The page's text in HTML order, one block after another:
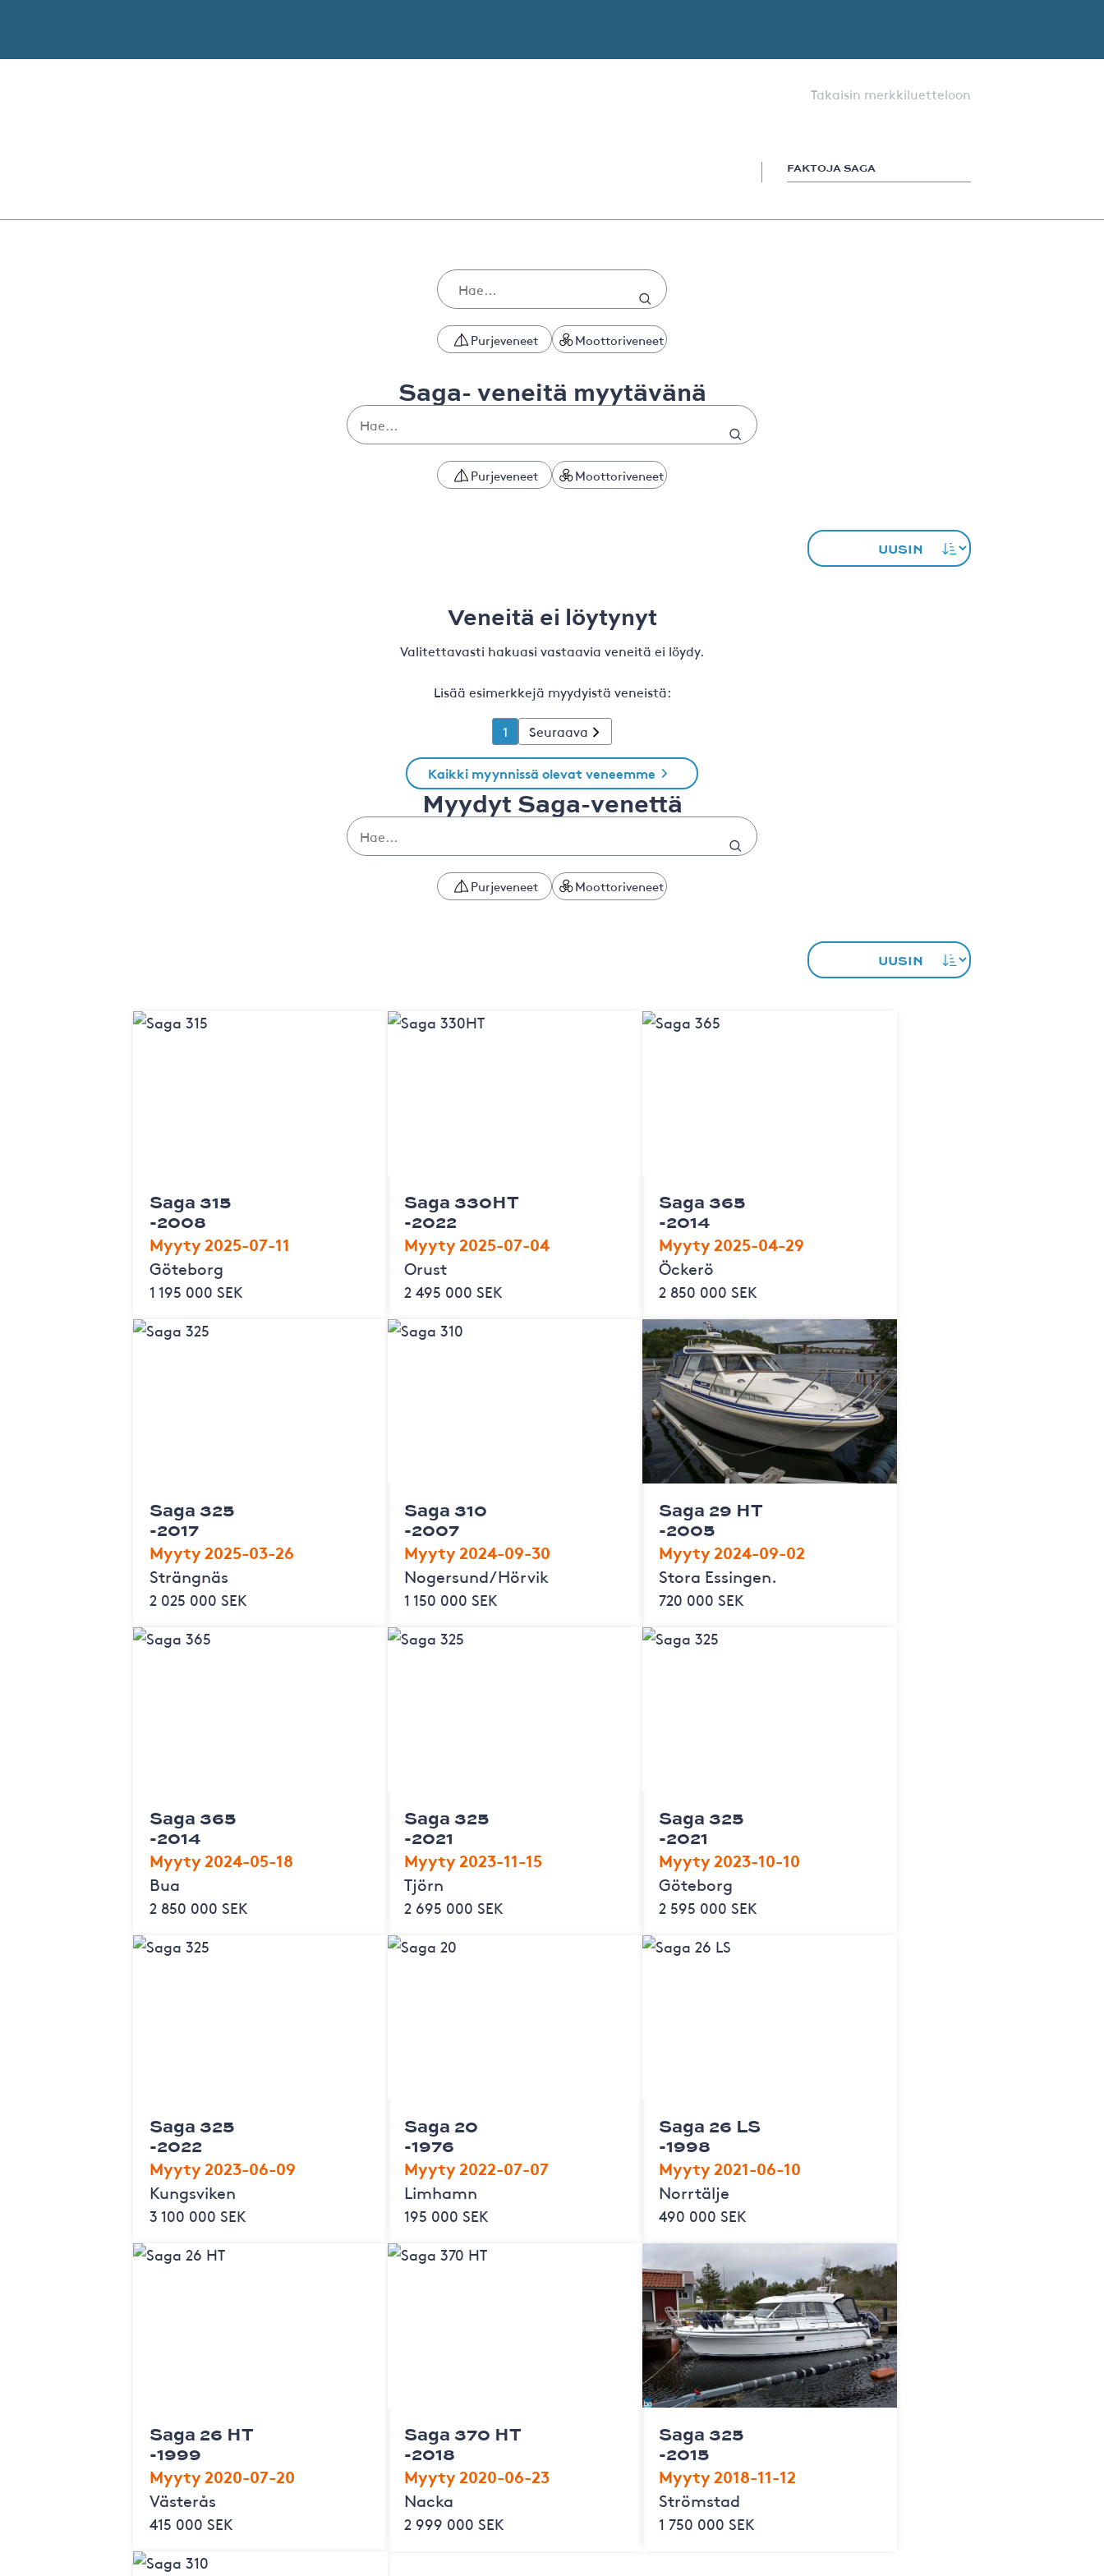
Takaisin merkkiluetteloon
FAKTOJA SAGA
Purjeveneet Moottoriveneet
Saga- veneitä myytävänä
Purjeveneet Moottoriveneet
Veneitä ei löytynyt
Valitettavasti hakuasi vastaavia veneitä ei löydy.
Lisää esimerkkejä myydyistä veneistä:
1 Seuraava
Kaikki myynnissä olevat veneemme
Myydyt Saga-venettä
Purjeveneet Moottoriveneet
Saga 315
-2008
Myyty 2025-07-11
Göteborg
1 195 000 SEK
Saga 330HT
-2022
Myyty 2025-07-04
Orust
2 495 000 SEK
Saga 365
-2014
Myyty 2025-04-29
Öckerö
2 850 000 SEK
Saga 325
-2017
Myyty 2025-03-26
Strängnäs
2 025 000 SEK
Saga 310
-2007
Myyty 2024-09-30
Nogersund/Hörvik
1 150 000 SEK
Saga 29 HT
-2005
Myyty 2024-09-02
Stora Essingen.
720 000 SEK
Saga 365
-2014
Myyty 2024-05-18
Bua
2 850 000 SEK
Saga 325
-2021
Myyty 2023-11-15
Tjörn
2 695 000 SEK
Saga 325
-2021
Myyty 2023-10-10
Göteborg
2 595 000 SEK
Saga 325
-2022
Myyty 2023-06-09
Kungsviken
3 100 000 SEK
Saga 20
-1976
Myyty 2022-07-07
Limhamn
195 000 SEK
Saga 26 LS
-1998
Myyty 2021-06-10
Norrtälje
490 000 SEK
Saga 26 HT
-1999
Myyty 2020-07-20
Västerås
415 000 SEK
Saga 370 HT
-2018
Myyty 2020-06-23
Nacka
2 999 000 SEK
Saga 325
-2015
Myyty 2018-11-12
Strömstad
1 750 000 SEK